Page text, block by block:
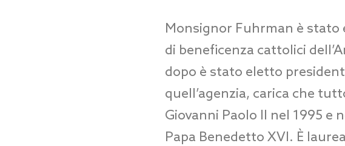
Monsignor Fuhrman è
di beneficenza cattolici
dopo è stato eletto
quell’agenzia, carica che
Giovanni Paolo II nel 1995 e
Papa Benedetto XVI. È